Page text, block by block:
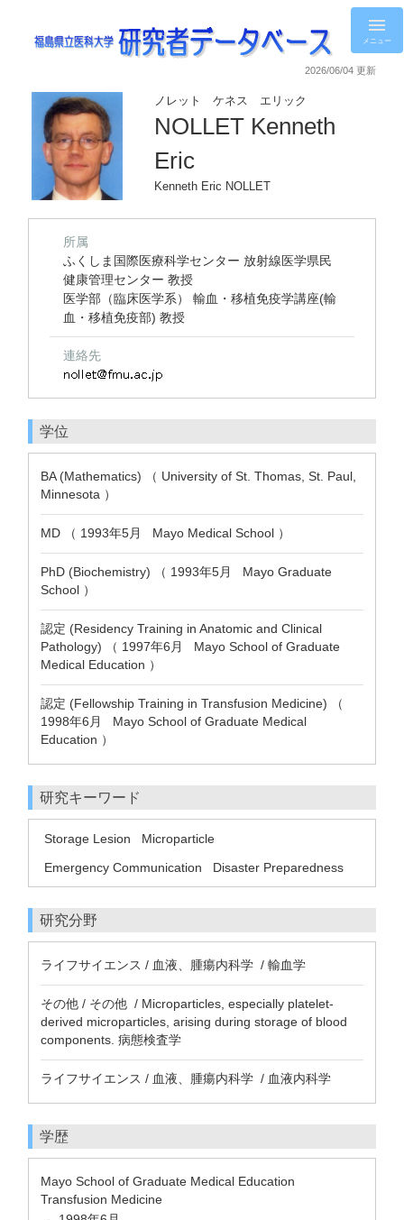
メニュー
2026/06/04 更新
ノレット ケネス エリック
NOLLET Kenneth
Eric
Kenneth Eric NOLLET
所属
ふくしま国際医療科学センター 放射線医学県民
健康管理センター 教授
医学部（臨床医学系） 輸血・移植免疫学講座(輸
血・移植免疫部) 教授
連絡先
学位
BA (Mathematics) （ University of St. Thomas, St. Paul,
Minnesota ）
MD （ 1993年5月 Mayo Medical School ）
PhD (Biochemistry) （ 1993年5月 Mayo Graduate
School ）
認定 (Residency Training in Anatomic and Clinical
Pathology) （ 1997年6月 Mayo School of Graduate
Medical Education ）
認定 (Fellowship Training in Transfusion Medicine) （
1998年6月 Mayo School of Graduate Medical
Education ）
研究キーワード
Storage Lesion
Microparticle
Emergency Communication
Disaster Preparedness
研究分野
ライフサイエンス / 血液、腫瘍内科学 / 輸血学
その他 / その他 / Microparticles, especially platelet-
derived microparticles, arising during storage of blood
components. 病態検査学
ライフサイエンス / 血液、腫瘍内科学 / 血液内科学
学歴
Mayo School of Graduate Medical Education
Transfusion Medicine